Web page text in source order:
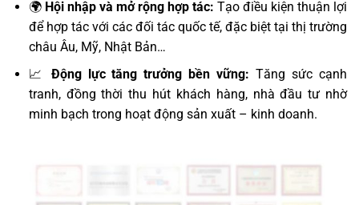
🌍 Hội nhập và mở rộng hợp tác: Tạo điều kiện thuận lợi
để hợp tác với các đối tác quốc tế, đặc biệt tại thị trường
châu Âu, Mỹ, Nhật Bản…
📈 Động lực tăng trưởng bền vững: Tăng sức cạnh
tranh, đồng thời thu hút khách hàng, nhà đầu tư nhờ
minh bạch trong hoạt động sản xuất – kinh doanh.